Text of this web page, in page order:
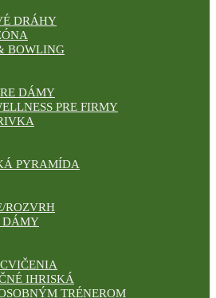
DRÁHY
BOWLING
DÁMY
PRE FIRMY
PYRAMÍDA
ROZVRH
DÁMY
IHRISKÁ
TRÉNEROM